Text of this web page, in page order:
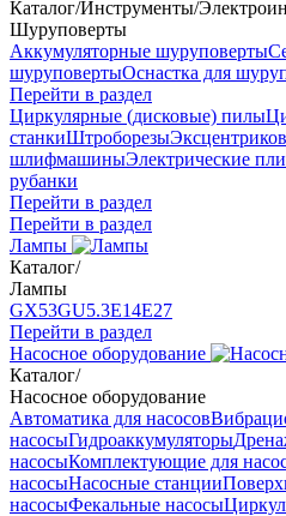
Каталог/Инструменты/
Шуруповерты
Аккумуляторные шуруповерты
шуруповертыОснастка для
Перейти в раздел
Циркулярные (дисковые) пилы
станкиШтроборезы
шлифмашиныЭлектрические
рубанки
Перейти в раздел
Перейти в раздел
Лампы
Каталог/
Лампы
GX53GU5.3Е14Е27
Перейти в раздел
Насосное оборудование
Каталог/
Насосное оборудование
Автоматика для насосов
насосыГидроаккумуляторы
насосыКомплектующие для
насосыНасосные станции
насосыФекальные насосы